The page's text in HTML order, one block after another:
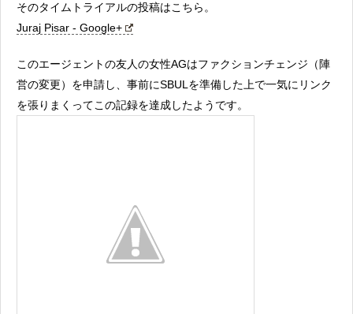
そのタイムトライアルの投稿はこちら。
Juraj Pisar - Google+
このエージェントの友人の女性AGはファクションチェンジ（陣
営の変更）を申請し、事前にSBULを準備した上で一気にリンク
を張りまくってこの記録を達成したようです。